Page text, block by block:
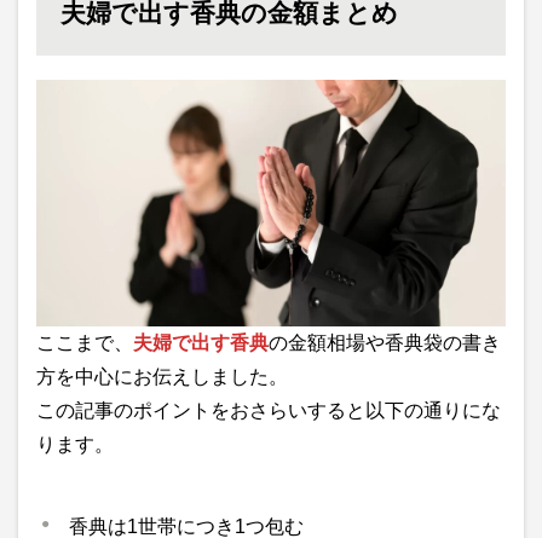
夫婦で出す香典の金額まとめ
ここまで、 夫婦で出す香典の金額相場や香典袋の書き
方を中心にお伝えしました。
この記事のポイントをおさらいすると以下の通りにな
ります。
香典は1世帯につき1つ包む